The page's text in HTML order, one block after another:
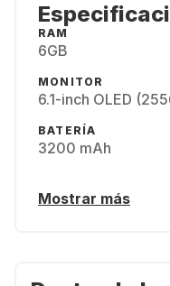
RAM
6GB
MONITOR
6.1-inch OLED
BATERÍA
3200 mAh
Mostrar más